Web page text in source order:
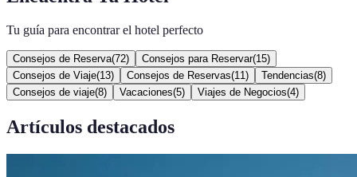
Tu guía para encontrar el hotel perfecto
Consejos de Reserva(72) Consejos para Reservar(15)
Consejos de Viaje(13) Consejos de Reservas(11 ) Tendencias(8)
Consejos de viaje(8) Vacaciones(5) Viajes de Negocios(4)
Artículos destacados